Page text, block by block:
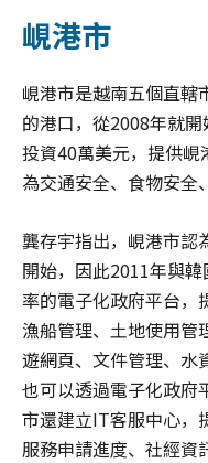
峴港市
峴港市是越南五個直轄
的港口，從2008年就
投資40萬美元，提供
為交通安全、食物安全
龔存宇指出，峴港市認
開始，因此2011年與
率的電子化政府平台，
漁船管理、土地使用管
遊網頁、文件管理、水
也可以透過電子化政府
市還建立IT客服中心，
服務申請進度、社經資